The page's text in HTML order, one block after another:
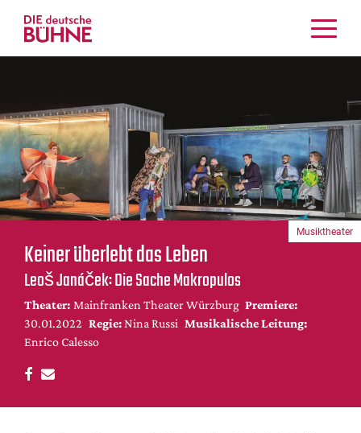
Musiktheater
Tanz
Crossover
Bühnenwelt
Festivals & Veranstaltungen
Menschen & Theater
Themen
Internationales
Nachrufe
Medientipps
DdB-map
Kalender
Keiner überlebt das Leben
Leoš Janáček: Die Sache Makropulos
Theater: Mainfranken Theater Würzburg Premiere:
30.01.2022 Regie: Nina Russi Musikalische Leitung:
Enrico Calesso
Musiktheater